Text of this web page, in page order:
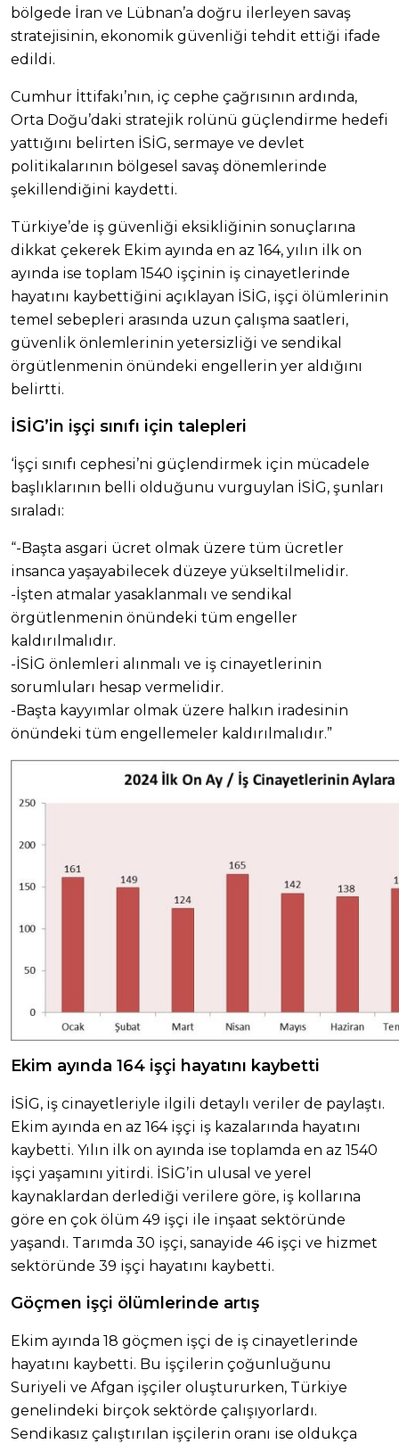
bölgede İran ve Lübnan’a doğru ilerleyen savaş
stratejisinin, ekonomik güvenliği tehdit ettiği ifade
edildi.
Cumhur İttifakı’nın, iç cephe çağrısının ardında,
Orta Doğu’daki stratejik rolünü güçlendirme hedefi
yattığını belirten İSİG, sermaye ve devlet
politikalarının bölgesel savaş dönemlerinde
şekillendiğini kaydetti.
Türkiye’de iş güvenliği eksikliğinin sonuçlarına
dikkat çekerek Ekim ayında en az 164, yılın ilk on
ayında ise toplam 1540 işçinin iş cinayetlerinde
hayatını kaybettiğini açıklayan İSİG, işçi ölümlerinin
temel sebepleri arasında uzun çalışma saatleri,
güvenlik önlemlerinin yetersizliği ve sendikal
örgütlenmenin önündeki engellerin yer aldığını
belirtti.
İSİG’in işçi sınıfı için talepleri
‘İşçi sınıfı cephesi’ni güçlendirmek için mücadele
başlıklarının belli olduğunu vurguylan İSİG, şunları
sıraladı:
“-Başta asgari ücret olmak üzere tüm ücretler
insanca yaşayabilecek düzeye yükseltilmelidir.
-İşten atmalar yasaklanmalı ve sendikal
örgütlenmenin önündeki tüm engeller
kaldırılmalıdır.
-İSİG önlemleri alınmalı ve iş cinayetlerinin
sorumluları hesap vermelidir.
-Başta kayyımlar olmak üzere halkın iradesinin
önündeki tüm engellemeler kaldırılmalıdır.”
Ekim ayında 164 işçi hayatını kaybetti
İSİG, iş cinayetleriyle ilgili detaylı veriler de paylaştı.
Ekim ayında en az 164 işçi iş kazalarında hayatını
kaybetti. Yılın ilk on ayında ise toplamda en az 1540
işçi yaşamını yitirdi. İSİG’in ulusal ve yerel
kaynaklardan derlediği verilere göre, iş kollarına
göre en çok ölüm 49 işçi ile inşaat sektöründe
yaşandı. Tarımda 30 işçi, sanayide 46 işçi ve hizmet
sektöründe 39 işçi hayatını kaybetti.
Göçmen işçi ölümlerinde artış
Ekim ayında 18 göçmen işçi de iş cinayetlerinde
hayatını kaybetti. Bu işçilerin çoğunluğunu
Suriyeli ve Afgan işçiler oluştururken, Türkiye
genelindeki birçok sektörde çalışıyorlardı.
Sendikasız çalıştırılan işçilerin oranı ise oldukça